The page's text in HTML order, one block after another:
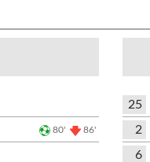
80' 86'
25
2
6